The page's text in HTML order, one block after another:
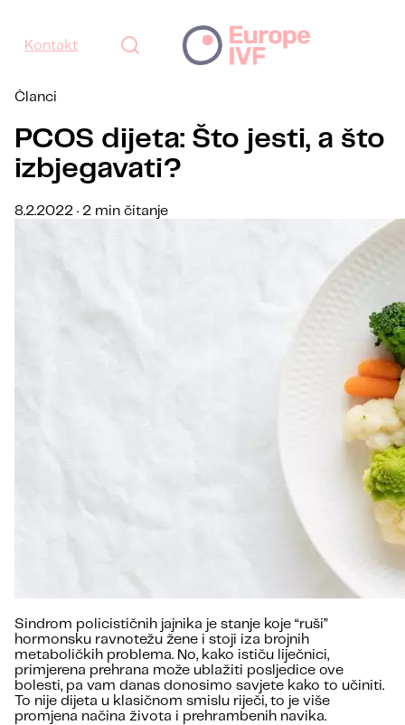
Kontakt
Članci
PCOS dijeta: Što jesti, a što
izbjegavati?
8.2.2022 · 2 min čitanje
Sindrom policističnih jajnika je stanje koje “ruši”
hormonsku ravnotežu žene i stoji iza brojnih
metaboličkih problema. No, kako ističu liječnici,
primjerena prehrana može ublažiti posljedice ove
bolesti, pa vam danas donosimo savjete kako to učiniti.
To nije dijeta u klasičnom smislu riječi, to je više
promjena načina života i prehrambenih navika.